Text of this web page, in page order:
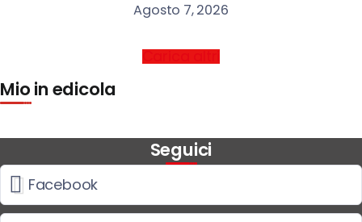
Agosto 7, 2026
Mio in edicola
Seguici
Facebook